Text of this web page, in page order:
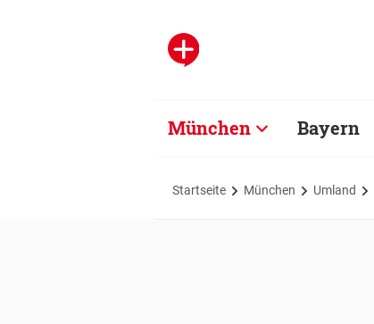
München Bayern
Startseite München Umland